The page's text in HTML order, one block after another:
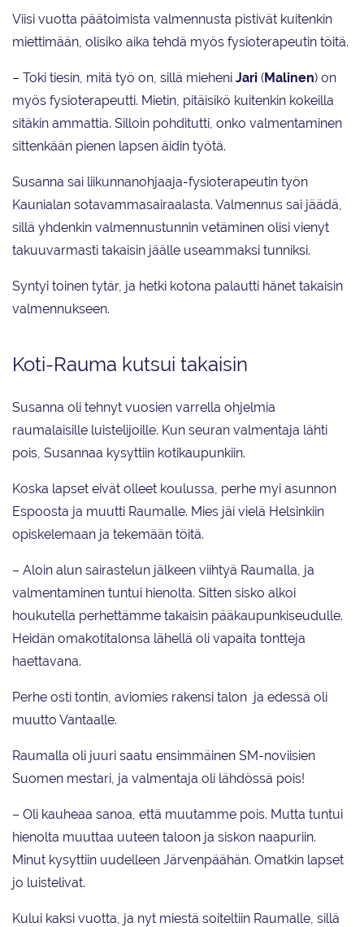
Viisi vuotta päätoimista valmennusta pistivät kuitenkin
miettimään, olisiko aika tehdä myös fysioterapeutin töitä.
– Toki tiesin, mitä työ on, sillä mieheni Jari (Malinen) on
myös fysioterapeutti. Mietin, pitäisikö kuitenkin kokeilla
sitäkin ammattia. Silloin pohditutti, onko valmentaminen
sittenkään pienen lapsen äidin työtä.
Susanna sai liikunnanohjaaja-fysioterapeutin työn
Kaunialan sotavammasairaalasta. Valmennus sai jäädä,
sillä yhdenkin valmennustunnin vetäminen olisi vienyt
takuuvarmasti takaisin jäälle useammaksi tunniksi.
Syntyi toinen tytär, ja hetki kotona palautti hänet takaisin
valmennukseen.
Koti-Rauma kutsui takaisin
Susanna oli tehnyt vuosien varrella ohjelmia
raumalaisille luistelijoille. Kun seuran valmentaja lähti
pois, Susannaa kysyttiin kotikaupunkiin.
Koska lapset eivät olleet koulussa, perhe myi asunnon
Espoosta ja muutti Raumalle. Mies jäi vielä Helsinkiin
opiskelemaan ja tekemään töitä.
– Aloin alun sairastelun jälkeen viihtyä Raumalla, ja
valmentaminen tuntui hienolta. Sitten sisko alkoi
houkutella perhettämme takaisin pääkaupunkiseudulle.
Heidän omakotitalonsa lähellä oli vapaita tontteja
haettavana.
Perhe osti tontin, aviomies rakensi talon ja edessä oli
muutto Vantaalle.
Raumalla oli juuri saatu ensimmäinen SM-noviisien
Suomen mestari, ja valmentaja oli lähdössä pois!
– Oli kauheaa sanoa, että muutamme pois. Mutta tuntui
hienolta muuttaa uuteen taloon ja siskon naapuriin.
Minut kysyttiin uudelleen Järvenpäähän. Omatkin lapset
jo luistelivat.
Kului kaksi vuotta, ja nyt miestä soiteltiin Raumalle, sillä